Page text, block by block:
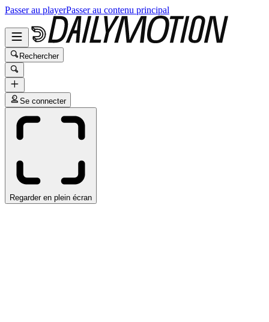
Passer au playerPasser au contenu principal
Rechercher
Se connecter
Regarder en plein écran